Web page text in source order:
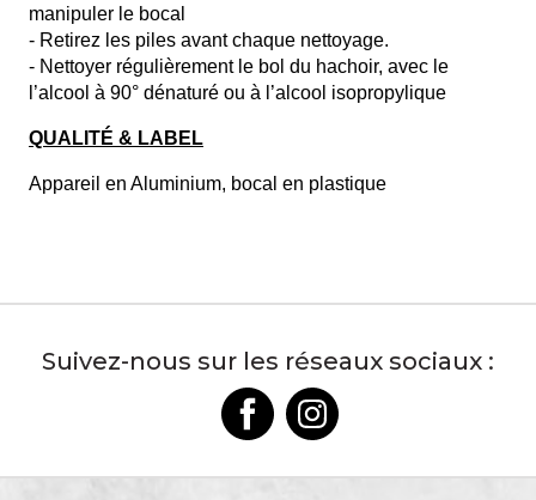
manipuler le bocal
- Retirez les piles avant chaque nettoyage.
- Nettoyer régulièrement le bol du hachoir, avec le
l’alcool à 90° dénaturé ou à l’alcool isopropylique
QUALITÉ & LABEL
Appareil en Aluminium, bocal en plastique
Suivez-nous sur les réseaux sociaux :